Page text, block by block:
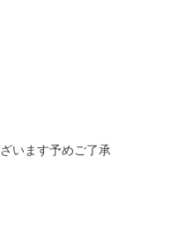
います予めご了承